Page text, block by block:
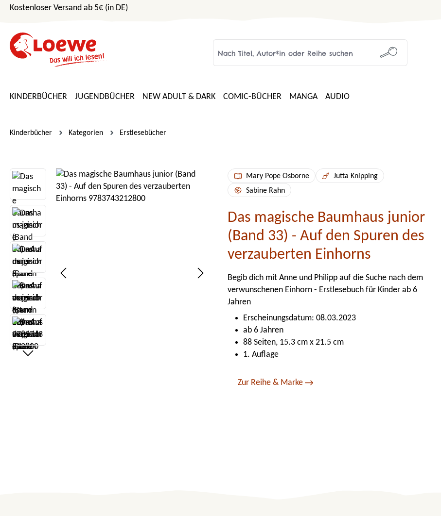
Hauptinhalt springen
Zur Suche springen
Zur Hauptnavigation springen
Kostenloser Versand ab 5€ (in DE)
KINDERBÜCHER JUGENDBÜCHER NEW ADULT & DARK COMIC-BÜCHER MANGA AUDIO
Kinderbücher Kategorien Erstlesebücher
Bildergalerie überspringen Mary Pope Osborne
Jutta Knipping
Sabine Rahn
Das magische Baumhaus junior
(Band 33) - Auf den Spuren des
verzauberten Einhorns
Begib dich mit Anne und Philipp auf die Suche nach dem
verwunschenen Einhorn - Erstlesebuch für Kinder ab 6
Jahren
Erscheinungsdatum: 08.03.2023
ab 6 Jahren
88 Seiten, 15.3 cm x 21.5 cm
1. Auflage
Zur Reihe & Marke